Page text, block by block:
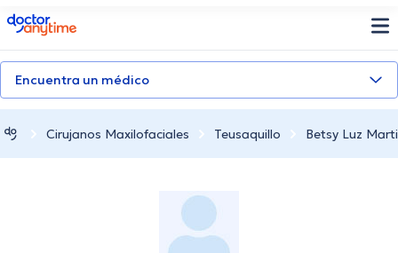
doctoranytime
Encuentra un médico
Cirujanos Maxilofaciales Teusaquillo Betsy Luz